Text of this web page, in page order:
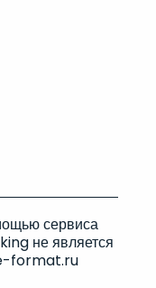
сервиса
не является
format.ru